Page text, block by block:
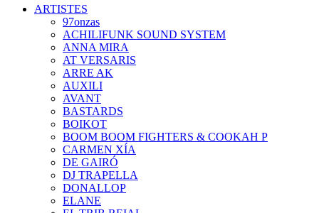
ARTISTES
97onzas
ACHILIFUNK SOUND SYSTEM
ANNA MIRA
AT VERSARIS
ARRE AK
AUXILI
AVANT
BASTARDS
BOIKOT
BOOM BOOM FIGHTERS & COOKAH P
CARMEN XÍA
DE GAIRÓ
DJ TRAPELLA
DONALLOP
ELANE